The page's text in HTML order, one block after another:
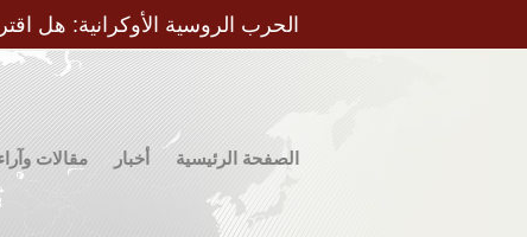
الحرب الروسية الأوكرانية: هل
الصفحة الرئيسية أخبار مقالات